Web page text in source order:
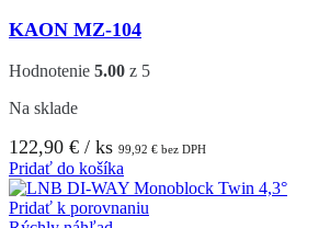
KAON MZ-104
Hodnotenie 5.00 z 5
Na sklade
122,90 € / ks 99,92 € bez DPH
Pridať do košíka
Pridať k porovnaniu